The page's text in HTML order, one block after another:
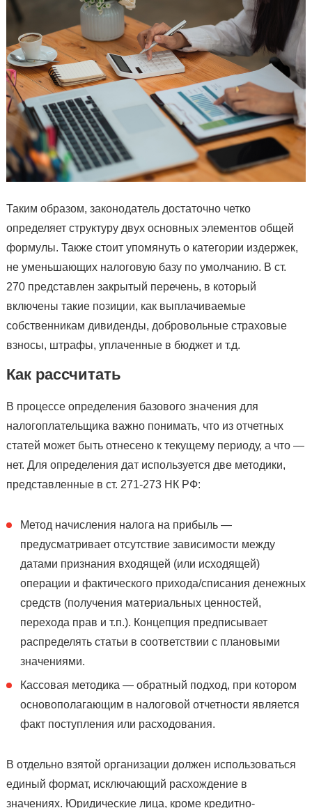
Таким образом, законодатель достаточно четко
определяет структуру двух основных элементов общей
формулы. Также стоит упомянуть о категории издержек,
не уменьшающих налоговую базу по умолчанию. В ст.
270 представлен закрытый перечень, в который
включены такие позиции, как выплачиваемые
собственникам дивиденды, добровольные страховые
взносы, штрафы, уплаченные в бюджет и т.д.
Как рассчитать
В процессе определения базового значения для
налогоплательщика важно понимать, что из отчетных
статей может быть отнесено к текущему периоду, а что —
нет. Для определения дат используется две методики,
представленные в ст. 271-273 НК РФ:
Метод начисления налога на прибыль —
предусматривает отсутствие зависимости между
датами признания входящей (или исходящей)
операции и фактического прихода/списания денежных
средств (получения материальных ценностей,
перехода прав и т.п.). Концепция предписывает
распределять статьи в соответствии с плановыми
значениями.
Кассовая методика — обратный подход, при котором
основополагающим в налоговой отчетности является
факт поступления или расходования.
В отдельно взятой организации должен использоваться
единый формат, исключающий расхождение в
значениях. Юридические лица, кроме кредитно-